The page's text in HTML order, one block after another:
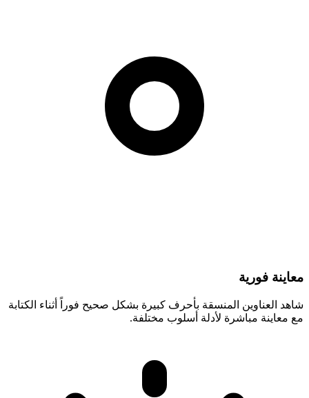
معاينة فورية
شاهد العناوين المنسقة بأحرف كبيرة بشكل صحيح فوراً أثناء الكتابة
مع معاينة مباشرة لأدلة أسلوب مختلفة.